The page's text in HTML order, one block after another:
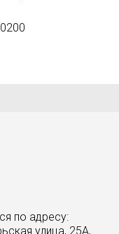
по адресу:
улица, 25А,